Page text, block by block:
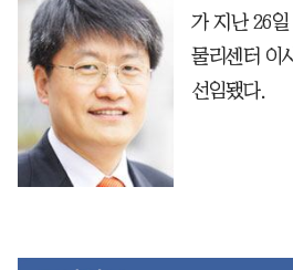
가 지난 26
물리센터 이
선임됐다.